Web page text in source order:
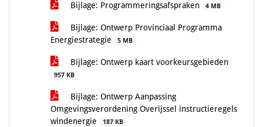
Bijlage: Programmeringsafspraken 4 MB
Bijlage: Ontwerp Provinciaal Programma
Energiestrategie
5 MB
Bijlage: Ontwerp kaart voorkeursgebieden
957 KB
Bijlage: Ontwerp Aanpassing
Omgevingsverordening Overijssel instructieregels
windenergie
187 KB